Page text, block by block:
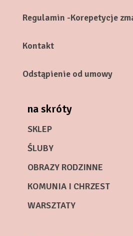
Regulamin -Korepetycje
Kontakt
Odstąpienie od umowy
na skróty
SKLEP
ŚLUBY
OBRAZY RODZINNE
KOMUNIA I CHRZEST
WARSZTATY